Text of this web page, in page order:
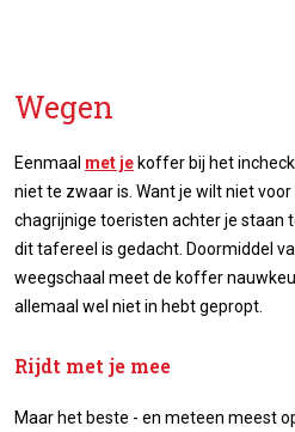
Wegen
Eenmaal met je koffer bij het
niet te zwaar is. Want je wilt niet
chagrijnige toeristen achter je staan
dit tafereel is gedacht. Doormiddel
weegschaal meet de koffer
allemaal wel niet in hebt gepropt.
Rijdt met je mee
Maar het beste - en meteen meest